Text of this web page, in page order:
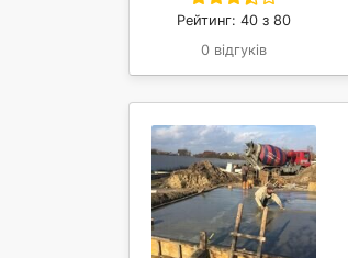
Рейтинг: 40 з 80
0 відгуків